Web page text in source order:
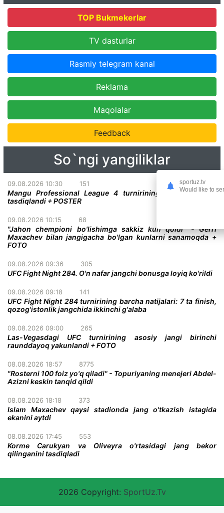
TOP Bukmekerlar
TV dasturlar
Rasmiy telegram kanal
Reklama
Maqolalar
Feedback
So`ngi yangiliklar
09.08.2026 10:30 151
Mangu Professional League 4 turnirining yana bir jangi
tasdiqlandi + POSTER
09.08.2026 10:15 68
"Jahon chempioni bo'lishimga sakkiz kun qoldi" - Gerri
Maxachev bilan jangigacha bo'lgan kunlarni sanamoqda +
FOTO
09.08.2026 09:36 305
UFC Fight Night 284. O'n nafar jangchi bonusga loyiq ko'rildi
09.08.2026 09:18 141
UFC Fight Night 284 turnirining barcha natijalari: 7 ta finish,
qozog'istonlik jangchida ikkinchi g'alaba
09.08.2026 09:00 265
Las-Vegasdagi UFC turnirining asosiy jangi birinchi
raunddayoq yakunlandi + FOTO
08.08.2026 18:57 8775
"Rosterni 100 foiz yo'q qiladi" - Topuriyaning menejeri Abdel-
Azizni keskin tanqid qildi
08.08.2026 18:18 373
Islam Maxachev qaysi stadionda jang o'tkazish istagida
ekanini aytdi
08.08.2026 17:45 553
Korme Carukyan va Oliveyra o'rtasidagi jang bekor
qilinganini tasdiqladi
2026 Copyright: SportUz.Tv
sportuz.tv
Would like to